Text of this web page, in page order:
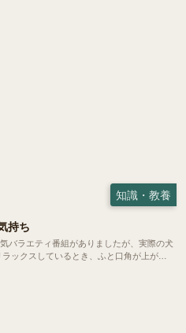
知識・教養
持ち
バラエティ番組がありましたが、実際の犬